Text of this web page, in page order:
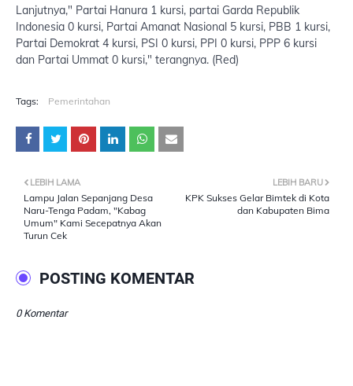
Lanjutnya," Partai Hanura 1 kursi, partai Garda Republik
Indonesia 0 kursi, Partai Amanat Nasional 5 kursi, PBB 1 kursi,
Partai Demokrat 4 kursi, PSI 0 kursi, PPI 0 kursi, PPP 6 kursi
dan Partai Ummat 0 kursi," terangnya. (Red)
Tags: Pemerintahan
LEBIH BARU
KPK Sukses Gelar Bimtek di Kota
dan Kabupaten Bima
LEBIH LAMA
Lampu Jalan Sepanjang Desa
Naru-Tenga Padam, "Kabag
Umum" Kami Secepatnya Akan
Turun Cek
POSTING KOMENTAR
0 Komentar